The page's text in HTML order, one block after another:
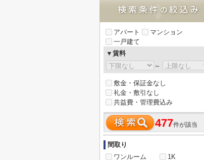
アパート
マンション
一戸建て
▼賃料
～
敷金・保証金なし
礼金・敷引なし
共益費・管理費込み
477件が該当
間取り
ワンルーム
1K